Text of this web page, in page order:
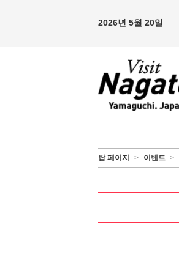
2026년 5월 20일
탑 페이지 > 이벤트 >